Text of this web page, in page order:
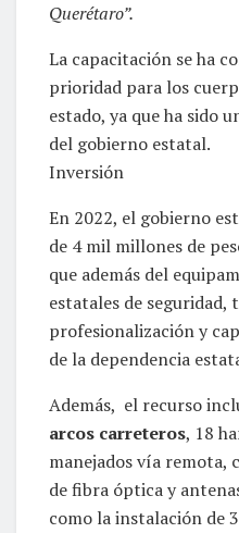
Querétaro”.
La capacitación se ha
prioridad para los
estado, ya que ha sido
del gobierno estatal.
Inversión
En 2022, el gobierno
de 4 mil millones de
que además del
estatales de seguridad,
profesionalización y
de la dependencia
Además, el recurso
arcos carreteros, 18
manejados vía remota,
de fibra óptica y
como la instalación de